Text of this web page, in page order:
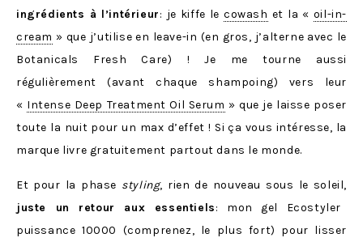
ingrédients à l’intérieur: je kiffe lecowash et la « oil-in-
cream » que j’utilise en leave-in (en gros, j’alterne avec le
Botanicals Fresh Care) ! Je me tourne aussi
régulièrement (avant chaque shampoing) vers leur
« Intense Deep Treatment Oil Serum » que je laisse poser
toute la nuit pour un max d’effet ! Si ça vous intéresse, la
marque livre gratuitement partout dans le monde.
Et pour la phase styling, rien de nouveau sous le soleil,
juste un retour aux essentiels: mon gel Ecostyler
puissance 10000 (comprenez, le plus fort) pour lisser